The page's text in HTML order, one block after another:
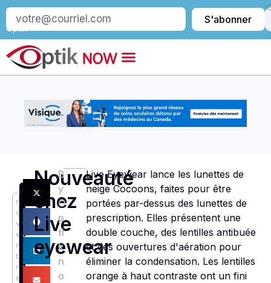
S’abonner
Optik
S'abonner
n
o
v
e
m
b
r
e
N
o
u
v
e
u
x
P
Nouveauté
chez
Live
eyewear
B
y
O
p
ti
k
n
o
Live Eyewear lance les lunettes de
neige Cocoons, faites pour être
portées par-dessus des lunettes de
prescription. Elles présentent une
double couche, des lentilles antibuée
et des ouvertures d'aération pour
éliminer la condensation. Les lentilles
orange à haut contraste ont un fini